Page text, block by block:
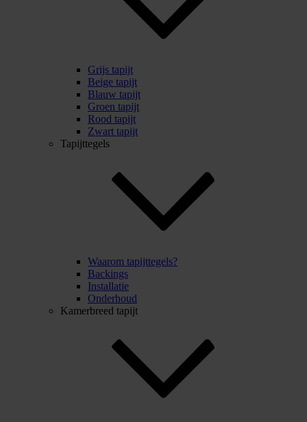
Grijs tapijt
Beige tapijt
Blauw tapijt
Groen tapijt
Rood tapijt
Zwart tapijt
Tapijttegels
Waarom tapijttegels?
Backings
Installatie
Onderhoud
Kamerbreed tapijt